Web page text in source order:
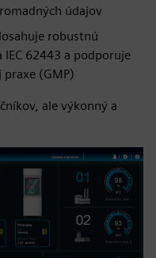
údajov
robustnú
62443 a podporuje
(GMP)
ale výkonný a